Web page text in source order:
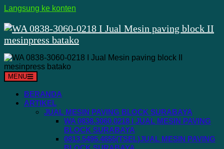
Langsung ke konten
MENU
BERANDA
ARTIKEL
JUAL MESIN PAVING BLOCK SURABAYA
WA 0838.3060.0218 I JUAL MESIN PAVING
BLOCK SURABAYA
0813.5495.4655(TSEL)JUAL MESIN PAVING